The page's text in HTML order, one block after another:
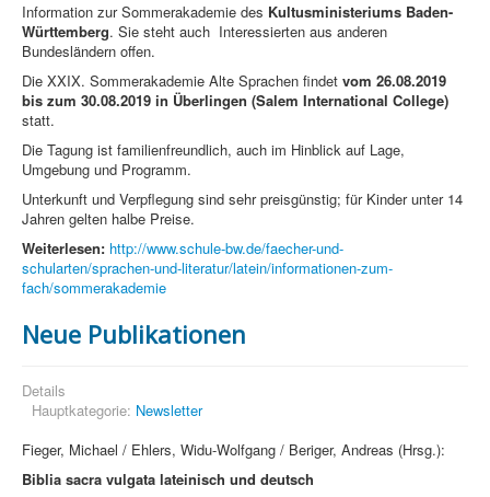
Information zur Sommerakademie des Kultusministeriums Baden-
Württemberg. Sie steht auch Interessierten aus anderen
Bundesländern offen.
Die XXIX. Sommerakademie Alte Sprachen findet vom 26.08.2019
bis zum 30.08.2019 in Überlingen (Salem International College)
statt.
Die Tagung ist familienfreundlich, auch im Hinblick auf Lage,
Umgebung und Programm.
Unterkunft und Verpflegung sind sehr preisgünstig; für Kinder unter 14
Jahren gelten halbe Preise.
Weiterlesen: http://www.schule-bw.de/faecher-und-
schularten/sprachen-und-literatur/latein/informationen-zum-
fach/sommerakademie
Neue Publikationen
Details
Hauptkategorie: Newsletter
Fieger, Michael / Ehlers, Widu-Wolfgang / Beriger, Andreas (Hrsg.):
Biblia sacra vulgata lateinisch und deutsch